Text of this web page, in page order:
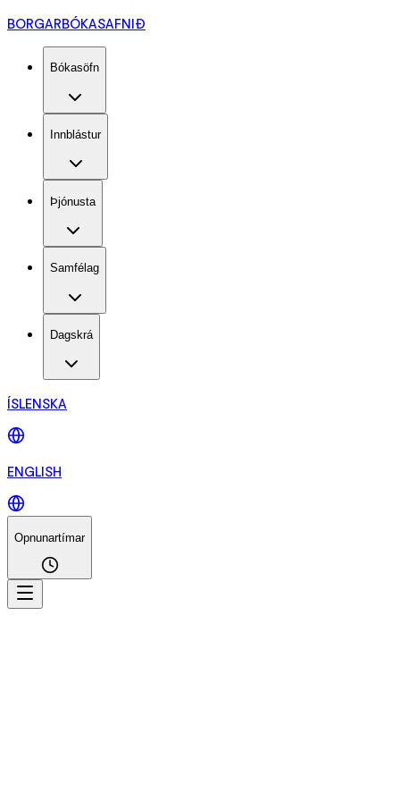
BORGARBÓKASAFNIÐ
Bókasöfn
Innblástur
Þjónusta
Samfélag
Dagskrá
ÍSLENSKA
ENGLISH
Opnunartímar